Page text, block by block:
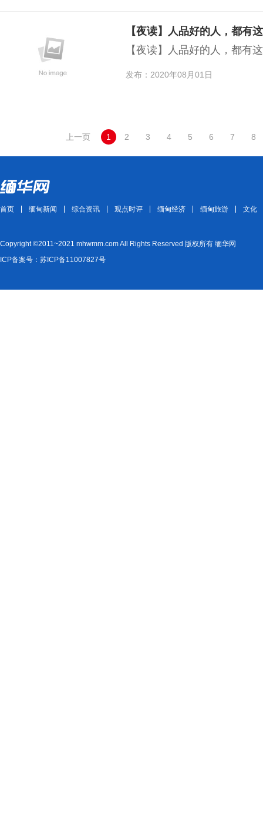
【夜读】人品好的人，都有
【夜读】人品好的人，都有
发布：2020年08月01日
上一页 1 2 3 4 5 6 7 8
首页 缅甸新闻 综合资讯 观点时评 缅甸经济 缅甸旅游 文化
Copyright ©2011~2021 mhwmm.com All Rights Reserved 版权所有 缅华网
ICP备案号：苏ICP备11007827号